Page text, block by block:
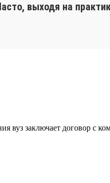
выходя на
вуз заключает договор с